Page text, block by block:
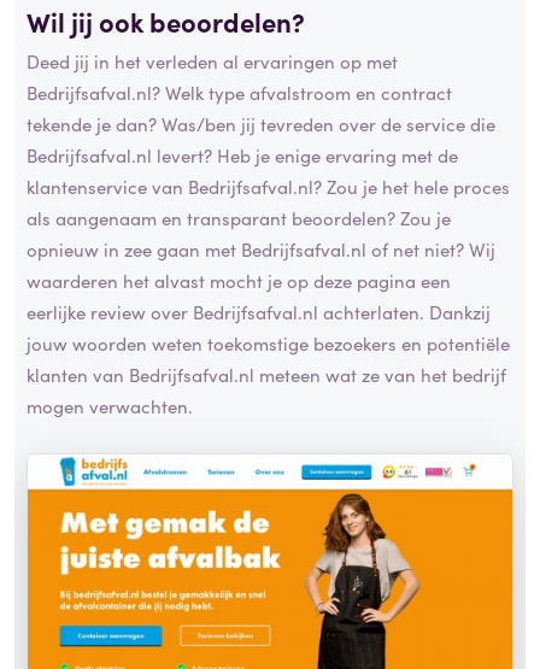
Wil jij ook beoordelen?
Deed jij in het verleden al ervaringen op met
Bedrijfsafval.nl? Welk type afvalstroom en contract
tekende je dan? Was/ben jij tevreden over de service die
Bedrijfsafval.nl levert? Heb je enige ervaring met de
klantenservice van Bedrijfsafval.nl? Zou je het hele proces
als aangenaam en transparant beoordelen? Zou je
opnieuw in zee gaan met Bedrijfsafval.nl of net niet? Wij
waarderen het alvast mocht je op deze pagina een
eerlijke review over Bedrijfsafval.nl achterlaten. Dankzij
jouw woorden weten toekomstige bezoekers en potentiële
klanten van Bedrijfsafval.nl meteen wat ze van het bedrijf
mogen verwachten.